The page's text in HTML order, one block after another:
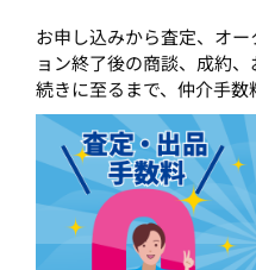
お申し込みから査定、オ
ョン終了後の商談、成約
続きに至るまで、仲介手数